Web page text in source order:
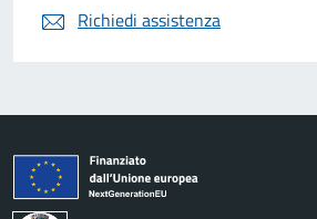
Richiedi assistenza